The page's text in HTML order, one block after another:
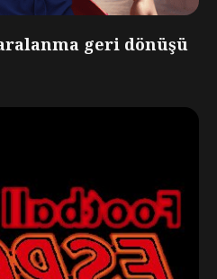
geri dönüşü